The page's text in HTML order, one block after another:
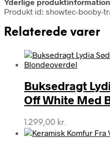
Produkt id: showtec-booby-
Relaterede varer
Buksedragt
Off White Med
1.299,00 kr.